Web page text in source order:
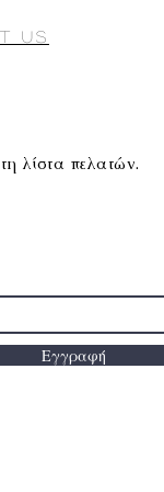
Us
λίστα πελατών.
Εγγραφή